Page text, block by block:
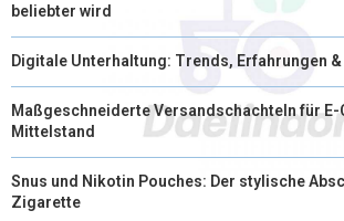
beliebter wird
Digitale Unterhaltung: Trends, Erfahrungen
Maßgeschneiderte Versandschachteln für E-
Mittelstand
Snus und Nikotin Pouches: Der stylische
Zigarette